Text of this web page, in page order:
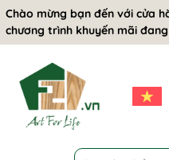
Chào mừng bạn đến với cửa
chương trình khuyến mãi